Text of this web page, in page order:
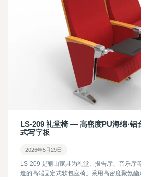
LS-209 礼堂椅 — 高密度PU海绵·铝
式写字板
2026年5月29日
LS-209 是丽山家具为礼堂、报告厅、音乐厅
造的高端固定式软包座椅。采用高密度聚氨